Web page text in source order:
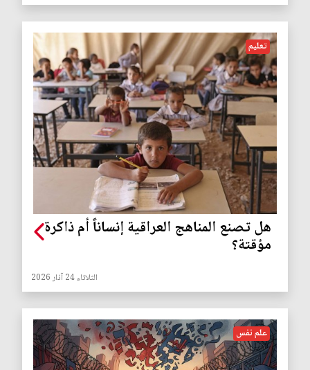
تعليم
هل تصنع المناهج العراقية إنساناً أم ذاكرة
مؤقتة؟
الثلاثاء 24 آذار 2026
علم نفس